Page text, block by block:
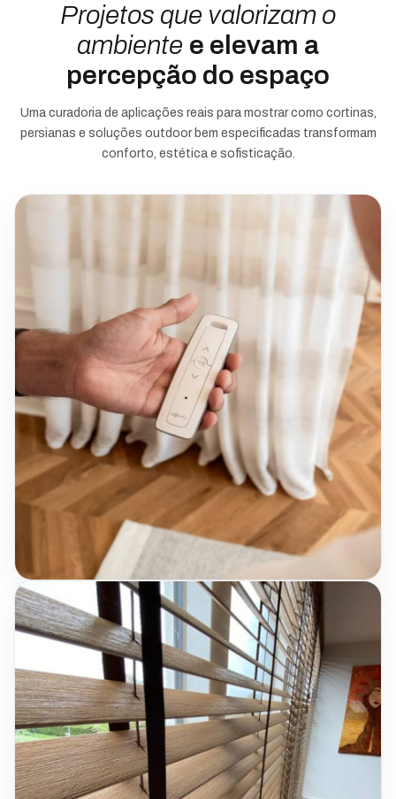
Projetos que valorizam o
ambiente e elevam a
percepção do espaço
Uma curadoria de aplicações reais para mostrar como cortinas,
persianas e soluções outdoor bem especificadas transformam
conforto, estética e sofisticação.